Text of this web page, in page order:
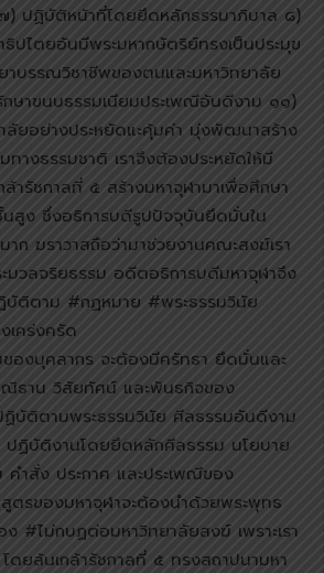
) ปฏิบัติหน้าที่โดยยึดหลักธรรมาภิบาล ๘)
ธิปไตยอันมีพระมหากษัตริย์ทรงเป็นประมุข
บรรณวิชาชีพของตนและมหาวิทยาลัย
ษาขนบธรรมเนียมประเพณีอันดีงาม ๑๑)
ลัยอย่างประหยัดแะคุ้มค่า มุ่งพัฒนาสร้าง
ทางธรรมชาติ เราจึงต้องประหยัดให้มี
ารัชกาลที่ ๕ สร้างมหาจุฬามาเพื่อศึกษา
นสูง ซึ่งอธิการบดีรูปปัจจุบันยึดมั่นใน
าก ฆราวาสถือว่ามาช่วยงานคณะสงฆ์เรา
วลจริยธรรม อดีตอธิการบดีมหาจุฬาจึง
ฏิบัติตาม #กฏหมาย #พระธรรมวินัย
เคร่งครัด
องบุคลากร จะต้องมีศรัทธา ยึดมั่นและ
ธาน วิสัยทัศน์ และพันธกิจของ
บัติตามพระธรรมวินัย ศีลธรรมอันดีงาม
ฏิบัติงานโดยยึดหลักศีลธรรม นโยบาย
ำสั่ง ประกาศ และประเพณีของ
ตรของมหาจุฬาจะต้องนำด้วยพระพุทธ
ง #ไม่กบฏต่อมหาวิทยาลัยสงฆ์ เพราะเรา
ดยล้นเกล้ารัชกาลที่ ๕ ทรงสถาปนามหา